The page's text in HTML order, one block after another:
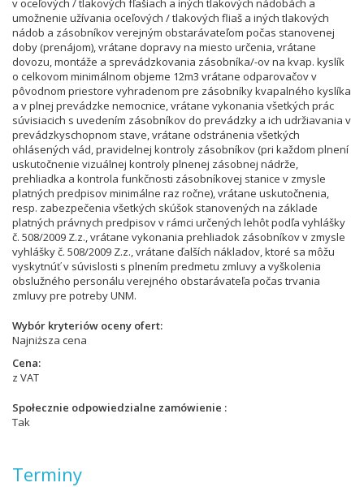
v oceľových / tlakových fľašiach a iných tlakových nádobách a
umožnenie užívania oceľových / tlakových fliaš a iných tlakových
nádob a zásobníkov verejným obstarávateľom počas stanovenej
doby (prenájom), vrátane dopravy na miesto určenia, vrátane
dovozu, montáže a sprevádzkovania zásobníka/-ov na kvap. kyslík
o celkovom minimálnom objeme 12m3 vrátane odparovačov v
pôvodnom priestore vyhradenom pre zásobníky kvapalného kyslíka
a v plnej prevádzke nemocnice, vrátane vykonania všetkých prác
súvisiacich s uvedením zásobníkov do prevádzky a ich udržiavania v
prevádzkyschopnom stave, vrátane odstránenia všetkých
ohlásených vád, pravidelnej kontroly zásobníkov (pri každom plnení
uskutočnenie vizuálnej kontroly plnenej zásobnej nádrže,
prehliadka a kontrola funkčnosti zásobníkovej stanice v zmysle
platných predpisov minimálne raz ročne), vrátane uskutočnenia,
resp. zabezpečenia všetkých skúšok stanovených na základe
platných právnych predpisov v rámci určených lehôt podľa vyhlášky
č. 508/2009 Z.z., vrátane vykonania prehliadok zásobníkov v zmysle
vyhlášky č. 508/2009 Z.z., vrátane ďalších nákladov, ktoré sa môžu
vyskytnúť v súvislosti s plnením predmetu zmluvy a vyškolenia
obslužného personálu verejného obstarávateľa počas trvania
zmluvy pre potreby UNM.
Wybór kryteriów oceny ofert
Najniższa cena
Cena
z VAT
Społecznie odpowiedzialne zamówienie
Tak
Terminy